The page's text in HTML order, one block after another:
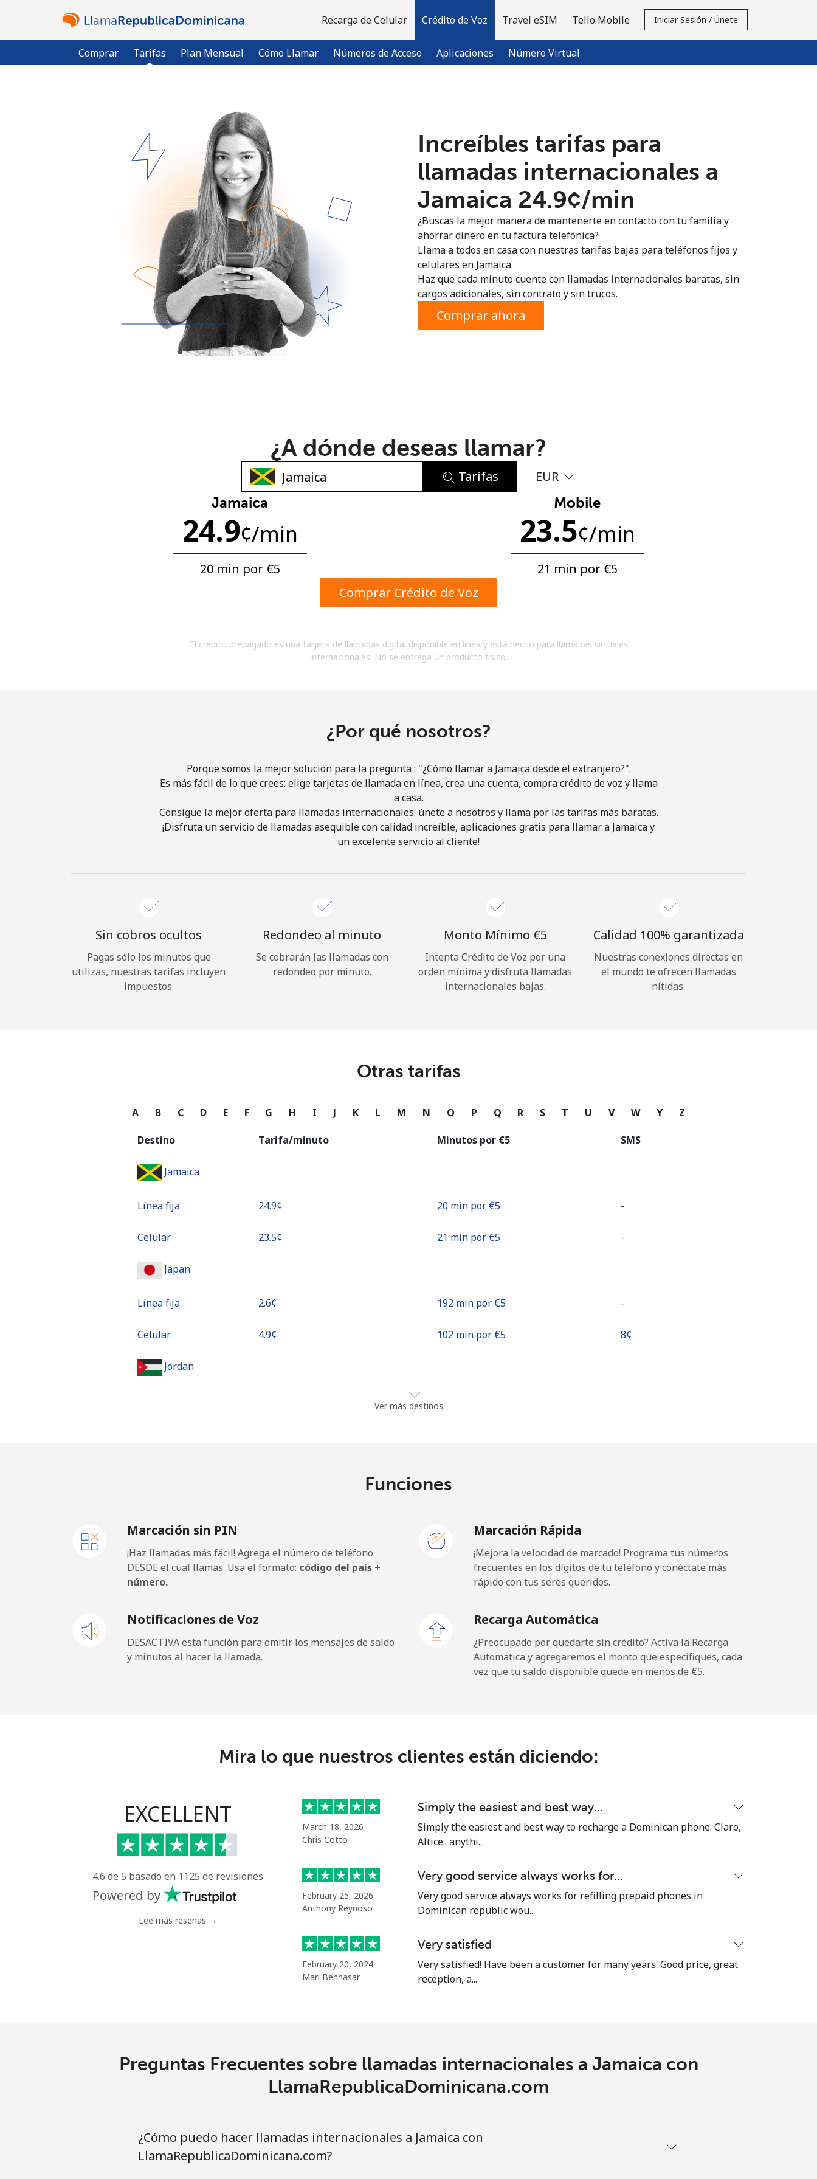
Recarga de Celular Crédito de Voz
Comprar Tarifas Plan Mensual Cómo Llamar Números de Acceso Aplicaciones Número Virtual
Travel eSIM Tello Mobile Iniciar Sesión / Únete
¿Ya tienes una cuenta? Inicia sesión →
Regístrate con
Una letra mayúscula y una minúscula
acuerdo con estos
Términos y condiciones.
Únete
Continuar con
Increíbles tarifas para
llamadas internacionales a
Jamaica ⁦24.9¢⁩/min
¿Buscas la mejor manera de mantenerte en contacto con tu familia y
ahorrar dinero en tu factura telefónica?
Llama a todos en casa con nuestras tarifas bajas para teléfonos fijos y
celulares en Jamaica.
Haz que cada minuto cuente con llamadas internacionales baratas, sin
cargos adicionales, sin contrato y sin trucos.
Comprar ahora
¿A dónde deseas llamar?
Tarifas EUR
Jamaica
24.9¢/min
20 min por ⁦€5⁩
Mobile
23.5¢/min
21 min por ⁦€5⁩
Comprar Crédito de Voz
El crédito prepagado es una tarjeta de llamadas digital disponible en línea y está hecho para llamadas virtuales
internacionales. No se entrega un producto físico.
¿Por qué nosotros?
Porque somos la mejor solución para la pregunta : "¿Cómo llamar a Jamaica desde el extranjero?".
Es más fácil de lo que crees: elige tarjetas de llamada en línea, crea una cuenta, compra crédito de voz y llama
a casa.
Consigue la mejor oferta para llamadas internacionales: únete a nosotros y llama por las tarifas más baratas.
¡Disfruta un servicio de llamadas asequible con calidad increíble, aplicaciones gratis para llamar a Jamaica y
un excelente servicio al cliente!
Sin cobros ocultos
Pagas sólo los minutos que
utilizas, nuestras tarifas incluyen
impuestos.
Redondeo al minuto
Se cobrarán las llamadas con
redondeo por minuto.
Monto Mínimo ⁦€5⁩
Intenta Crédito de Voz por una
orden mínima y disfruta llamadas
internacionales bajas.
Calidad 100% garantizada
Nuestras conexiones directas en
el mundo te ofrecen llamadas
nítidas.
Otras tarifas
A B C D E F G H I J K L M N O P Q R S T U V W Y Z
Destino Tarifa/minuto Minutos por ⁦€5⁩ SMS
Jamaica
Línea fija ⁦24.9¢⁩ 20 min por ⁦€5⁩ -
Celular ⁦23.5¢⁩ 21 min por ⁦€5⁩ -
Japan
Línea fija ⁦2.6¢⁩ 192 min por ⁦€5⁩ -
Celular ⁦4.9¢⁩ 102 min por ⁦€5⁩ ⁦8¢⁩
Jordan
Ver más destinos
Funciones
Marcación sin PIN
¡Haz llamadas más fácil! Agrega el número de teléfono
DESDE el cual llamas. Usa el formato: código del país +
número.
Marcación Rápida
¡Mejora la velocidad de marcado! Programa tus números
frecuentes en los dígitos de tu teléfono y conéctate más
rápido con tus seres queridos.
Notificaciones de Voz
DESACTIVA esta función para omitir los mensajes de saldo
y minutos al hacer la llamada.
Recarga Automática
¿Preocupado por quedarte sin crédito? Activa la Recarga
Automatica y agregaremos el monto que especifiques, cada
vez que tu saldo disponible quede en menos de ⁦€5⁩.
Mira lo que nuestros clientes están diciendo:
EXCELLENT
4.6 de 5 basado en 1125 de revisiones
Powered by
Lee más reseñas →
March 18, 2026
Chris Cotto
Simply the easiest and best way…
Simply the easiest and best way to recharge a Dominican phone. Claro,
Altice.. anythi...
February 25, 2026
Anthony Reynoso
Very good service always works for…
Very good service always works for refilling prepaid phones in
Dominican republic wou...
February 20, 2024
Mari Bennasar
Very satisfied
Very satisfied! Have been a customer for many years. Good price, great
reception, a...
Preguntas Frecuentes sobre llamadas internacionales a Jamaica con
LlamaRepublicaDominicana.com
¿Cómo puedo hacer llamadas internacionales a Jamaica con
LlamaRepublicaDominicana.com?